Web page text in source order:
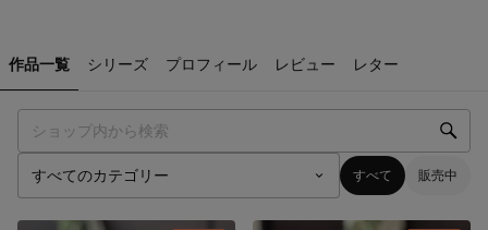
作品一覧 シリーズ プロフィール レビュー レター
すべて 販売中